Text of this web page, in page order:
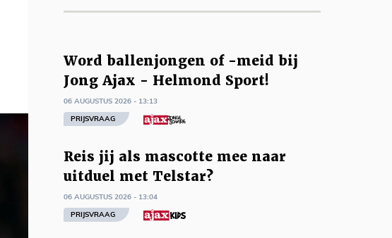
Word ballenjongen of -meid bij
Jong Ajax - Helmond Sport!
06 AUGUSTUS 2026 - 13:13
PRIJSVRAAG
Reis jij als mascotte mee naar
uitduel met Telstar?
06 AUGUSTUS 2026 - 13:04
PRIJSVRAAG